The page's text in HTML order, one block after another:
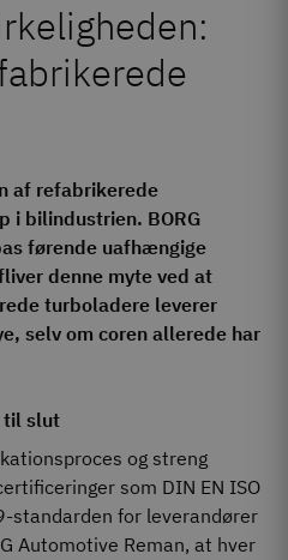
af refabrikerede
i bilindustrien. BORG
førende uafhængige
denne myte ved at
turboladere leverer
selv om coren allerede har
til slut
og streng
som DIN EN ISO
standarden for leverandører
Automotive Reman, at hver